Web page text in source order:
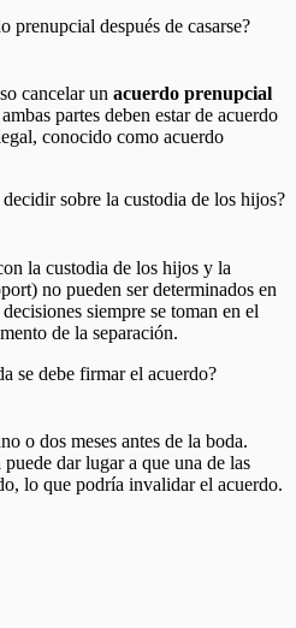
prenupcial después de casarse?
cancelar un acuerdo prenupcial
partes deben estar de acuerdo
conocido como acuerdo
sobre la custodia de los hijos?
la custodia de los hijos y la
no pueden ser determinados en
decisiones siempre se toman en el
de la separación.
se debe firmar el acuerdo?
o dos meses antes de la boda.
dar lugar a que una de las
lo que podría invalidar el acuerdo.